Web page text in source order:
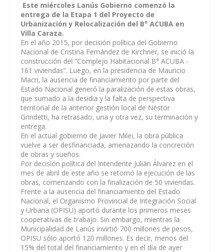
Este miércoles Lanús Gobierno comenzó la
entrega de la Etapa 1 del Proyecto de
Urbanización y Relocalización del B° ACUBA en
Villa Caraza.
En el año 2015, por decisión política del Gobierno
Nacional de Cristina Fernández de Kirchner, se inició la
construcción del “Complejo Habitacional B° ACUBA -
161 viviendas”. Luego, en la presidencia de Mauricio
Macri, la ausencia de financiamiento por parte del
Estado Nacional generó la paralización de estas obras,
que sumado a la desidia y la falta de perspectiva
territorial de la anterior gestión local de Néstor
Grindetti, ha retrasado, una y otra vez, su terminación y
entrega.
En el actual gobierno de Javier Milei, la obra pública
vuelve a ser desfinanciada, amenazando la concreción
de obras y sueños.
Por decisión política del Intendente Julián Álvarez en el
mes de abril de este año se retomó la ejecución de las
obras, comenzando con la finalización de 50 viviendas.
Frente a la ausencia del financiamiento del Estado
Nacional, el Organismo Provincial de Integración Social
y Urbana (OPISU) aportó durante los primeros meses
cooperativas de trabajo. Sin embargo, mientras la
Municipalidad de Lanús invirtió 700 millones de pesos,
OPISU sólo aportó 120 millones. Es decir, menos del
15% del total del financiamiento y en el día de ayer